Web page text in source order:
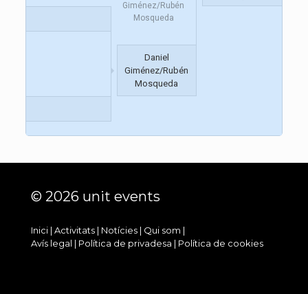
Giménez/Rubén
Mosqueda
Daniel
Giménez/Rubén
Mosqueda
© 2026 unit events
Inici | Activitats | Notícies | Qui som |
Avís legal | Política de privadesa | Política de cookies